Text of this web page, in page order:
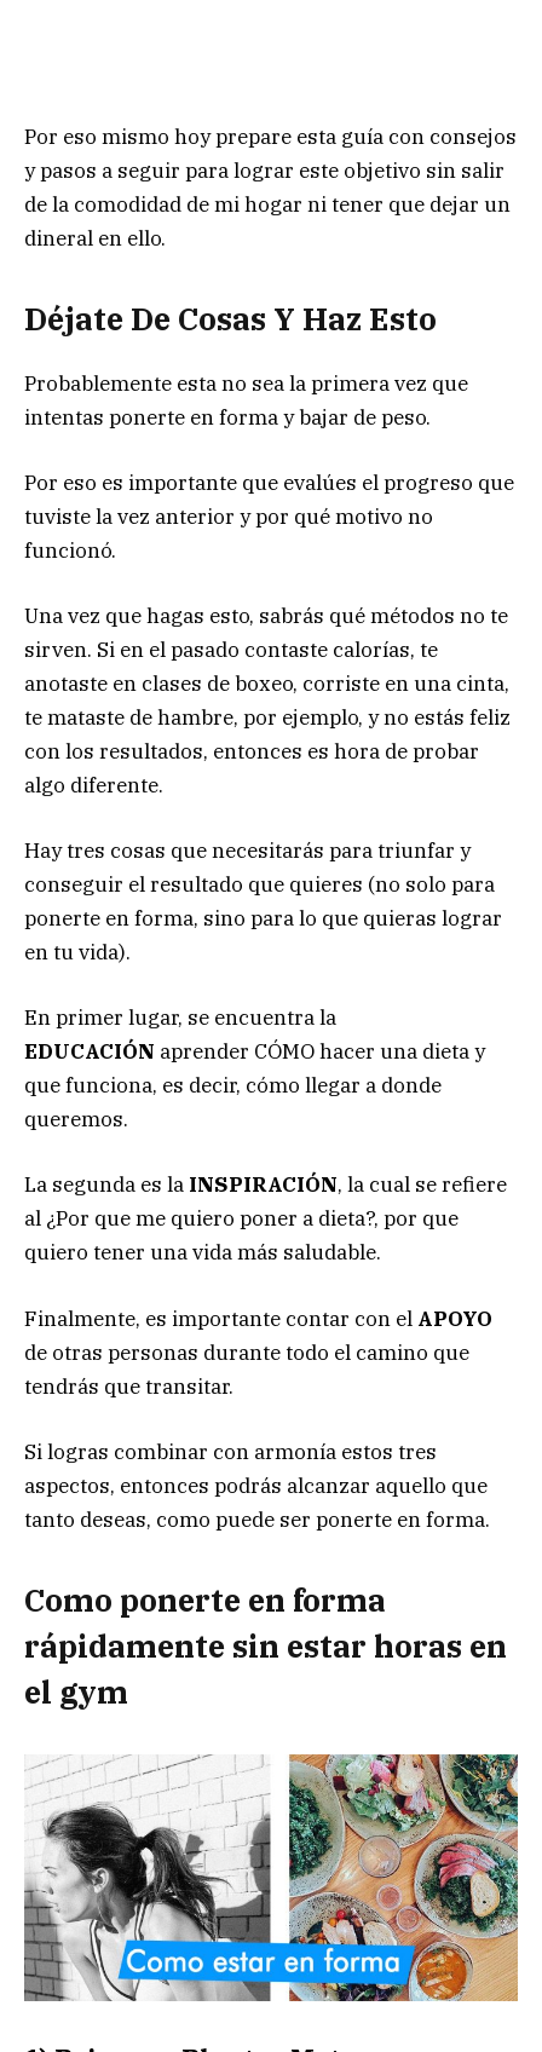
Por eso mismo hoy prepare esta guía con consejos
y pasos a seguir para lograr este objetivo sin salir
de la comodidad de mi hogar ni tener que dejar un
dineral en ello.
Déjate De Cosas Y Haz Esto
Probablemente esta no sea la primera vez que
intentas ponerte en forma y bajar de peso.
Por eso es importante que evalúes el progreso que
tuviste la vez anterior y por qué motivo no
funcionó.
Una vez que hagas esto, sabrás qué métodos no te
sirven. Si en el pasado contaste calorías, te
anotaste en clases de boxeo, corriste en una cinta,
te mataste de hambre, por ejemplo, y no estás feliz
con los resultados, entonces es hora de probar
algo diferente.
Hay tres cosas que necesitarás para triunfar y
conseguir el resultado que quieres (no solo para
ponerte en forma, sino para lo que quieras lograr
en tu vida).
En primer lugar, se encuentra la
EDUCACIÓN aprender CÓMO hacer una dieta y
que funciona, es decir, cómo llegar a donde
queremos.
La segunda es la INSPIRACIÓN, la cual se refiere
al ¿Por que me quiero poner a dieta?, por que
quiero tener una vida más saludable.
Finalmente, es importante contar con el APOYO
de otras personas durante todo el camino que
tendrás que transitar.
Si logras combinar con armonía estos tres
aspectos, entonces podrás alcanzar aquello que
tanto deseas, como puede ser ponerte en forma.
Como ponerte en forma
rápidamente sin estar horas en
el gym